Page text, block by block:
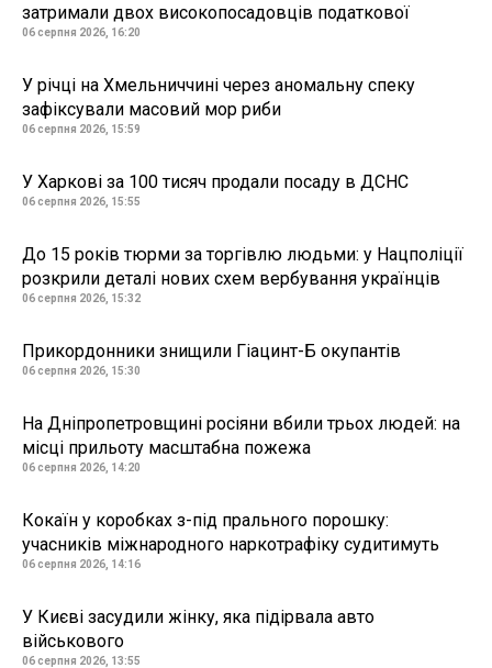
затримали двох високопосадовців податкової
06 серпня 2026, 16:20
У річці на Хмельниччині через аномальну спеку
зафіксували масовий мор риби
06 серпня 2026, 15:59
У Харкові за 100 тисяч продали посаду в ДСНС
06 серпня 2026, 15:55
До 15 років тюрми за торгівлю людьми: у Нацполіції
розкрили деталі нових схем вербування українців
06 серпня 2026, 15:32
Прикордонники знищили Гіацинт-Б окупантів
06 серпня 2026, 15:30
На Дніпропетровщині росіяни вбили трьох людей: на
місці прильоту масштабна пожежа
06 серпня 2026, 14:20
Кокаїн у коробках з-під прального порошку:
учасників міжнародного наркотрафіку судитимуть
06 серпня 2026, 14:16
У Києві засудили жінку, яка підірвала авто
військового
06 серпня 2026, 13:55